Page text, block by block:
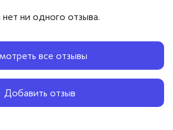
ни одного отзыва.
все отзывы
Добавить отзыв